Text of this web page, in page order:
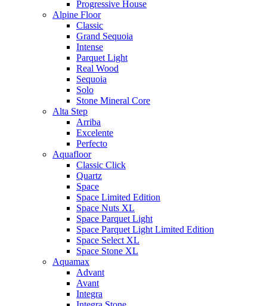
Progressive House
Alpine Floor
Classic
Grand Sequoia
Intense
Parquet Light
Real Wood
Sequoia
Solo
Stone Mineral Core
Alta Step
Arriba
Excelente
Perfecto
Aquafloor
Classic Click
Quartz
Space
Space Limited Edition
Space Nuts XL
Space Parquet Light
Space Parquet Light Limited Edition
Space Select XL
Space Stone XL
Aquamax
Advant
Avant
Integra